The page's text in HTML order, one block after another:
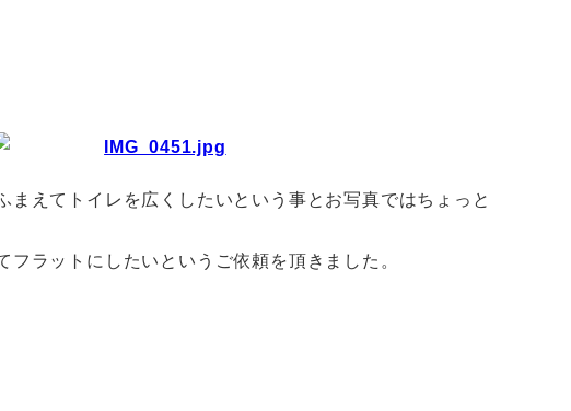
まえてトイレを広くしたいという事とお写真ではちょっと
ラットにしたいというご依頼を頂きました。